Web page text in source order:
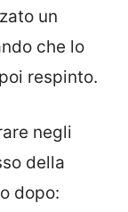
un
che lo
respinto.
negli
della
dopo: